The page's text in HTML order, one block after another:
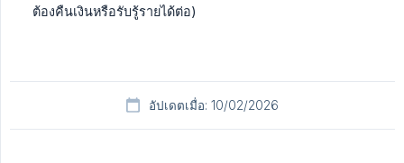
ต้องคืนเงินหรือรับรู้รายได้ต่อ)
อัปเดตเมื่อ: 10/02/2026